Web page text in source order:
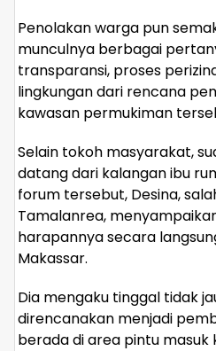
Penolakan warga pun
munculnya berbagai
transparansi, proses
lingkungan dari rencana
kawasan permukiman
Selain tokoh masyarakat,
datang dari kalangan ibu
forum tersebut, Desina,
Tamalanrea,
harapannya secara
Makassar.
Dia mengaku tinggal tidak
direncanakan menjadi
berada di area pintu masuk